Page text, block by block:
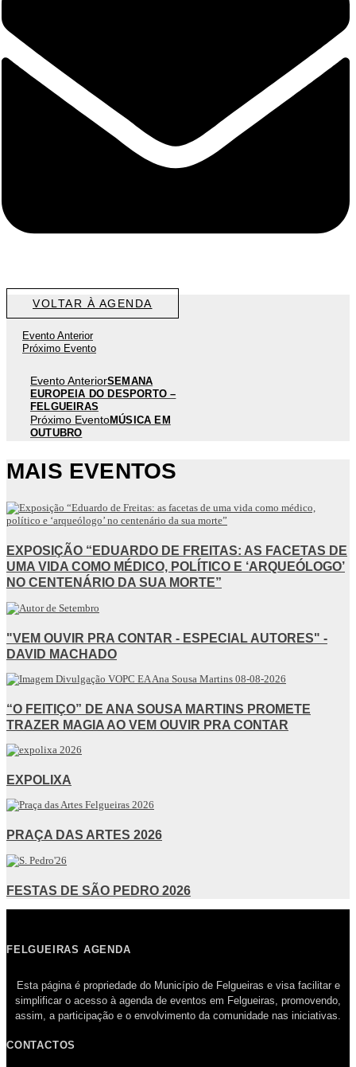
VOLTAR À AGENDA
Evento Anterior
Próximo Evento
Evento AnteriorSEMANA
EUROPEIA DO DESPORTO –
FELGUEIRAS
Próximo EventoMÚSICA EM
OUTUBRO
MAIS EVENTOS
EXPOSIÇÃO “EDUARDO DE FREITAS: AS FACETAS DE
UMA VIDA COMO MÉDICO, POLÍTICO E ‘ARQUEÓLOGO’
NO CENTENÁRIO DA SUA MORTE”
"VEM OUVIR PRA CONTAR - ESPECIAL AUTORES" -
DAVID MACHADO
“O FEITIÇO” DE ANA SOUSA MARTINS PROMETE
TRAZER MAGIA AO VEM OUVIR PRA CONTAR
EXPOLIXA
PRAÇA DAS ARTES 2026
FESTAS DE SÃO PEDRO 2026
FELGUEIRAS AGENDA
Esta página é propriedade do Município de Felgueiras e visa facilitar e
simplificar o acesso à agenda de eventos em Felgueiras, promovendo,
assim, a participação e o envolvimento da comunidade nas iniciativas.
CONTACTOS